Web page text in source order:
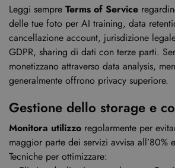
Leggi sempre Terms of Service
delle tue foto per AI training, data
cancellazione account, jurisdizione
GDPR, sharing di dati con terze parti.
monetizzano attraverso data analysis,
generalmente offrono privacy superiore.
Gestione dello storage e
Monitora utilizzo regolarmente per
maggior parte dei servizi avvisa all’80%
Tecniche per ottimizzare: